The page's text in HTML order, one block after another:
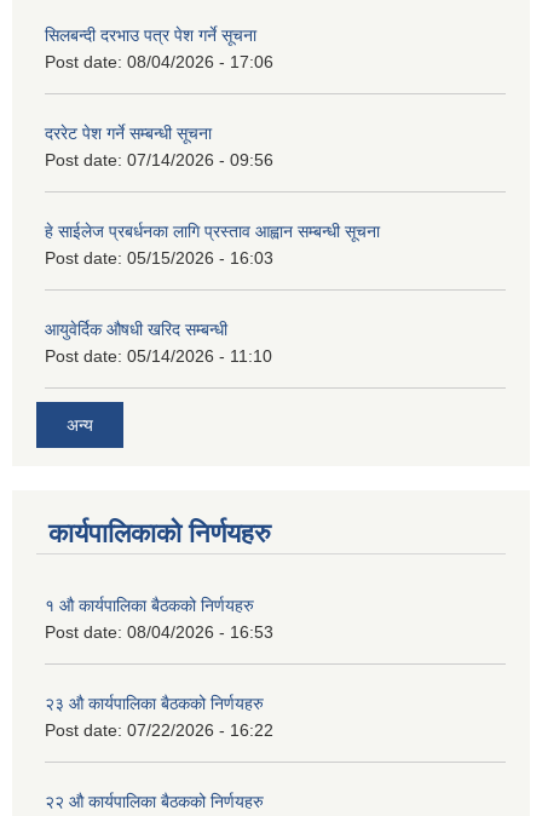
सिलबन्दी दरभाउ पत्र पेश गर्ने सूचना
Post date: 08/04/2026 - 17:06
दररेट पेश गर्ने सम्बन्धी सूचना
Post date: 07/14/2026 - 09:56
हे साईलेज प्रबर्धनका लागि प्रस्ताव आह्वान सम्बन्धी सूचना
Post date: 05/15/2026 - 16:03
आयुवेर्दिक औषधी खरिद सम्बन्धी
Post date: 05/14/2026 - 11:10
अन्य
कार्यपालिकाको निर्णयहरु
१ औ कार्यपालिका बैठकको निर्णयहरु
Post date: 08/04/2026 - 16:53
२३ औ कार्यपालिका बैठकको निर्णयहरु
Post date: 07/22/2026 - 16:22
२२ औ कार्यपालिका बैठकको निर्णयहरु